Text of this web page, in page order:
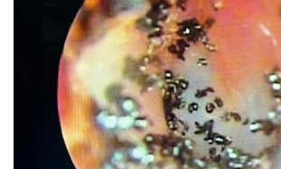
Thế giới
Quan sát
Cuộc sống đó đây
Multimedia
Video
Ảnh